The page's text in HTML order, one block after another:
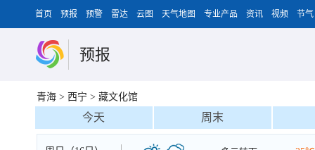
首页 预报 预警 雷达 云图 天气地图 专业产品 资讯 视频 节气
预报
青海 > 西宁 > 藏文化馆
今天 周末